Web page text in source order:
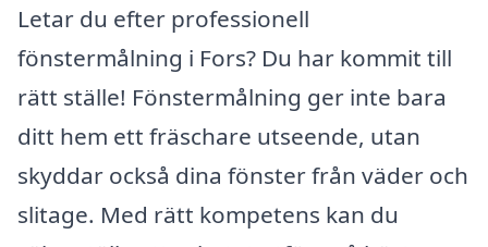
Letar du efter professionell
fönstermålning i Fors? Du har kommit till
rätt ställe! Fönstermålning ger inte bara
ditt hem ett fräschare utseende, utan
skyddar också dina fönster från väder och
slitage. Med rätt kompetens kan du